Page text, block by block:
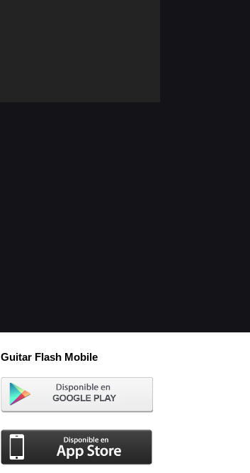
Guitar Flash Mobile